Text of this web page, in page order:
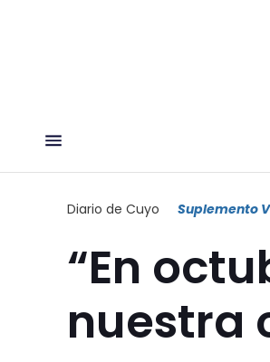
Diario de Cuyo Suplemento
“En
nuestra